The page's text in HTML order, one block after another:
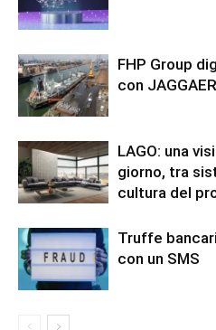
FHP Group
con
LAGO: una
giorno, tra
cultura del
Truffe
con un SMS